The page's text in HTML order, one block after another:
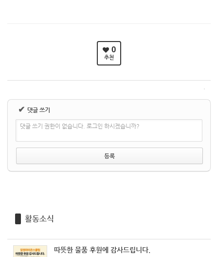
0
추천
✔ 댓글 쓰기
댓글 쓰기 권한이 없습니다. 로그인 하시겠습니까?
활동소식
따뜻한 물품 후원에 감사드립니다.